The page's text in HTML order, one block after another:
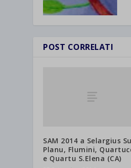
POST CORRELATI
SAM 2014 a Selargius Su
Planu, Flumini,
e Quartu S.Elena (CA)